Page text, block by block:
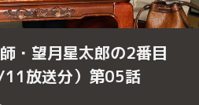
・望月星太郎の2番目
放送分）第05話